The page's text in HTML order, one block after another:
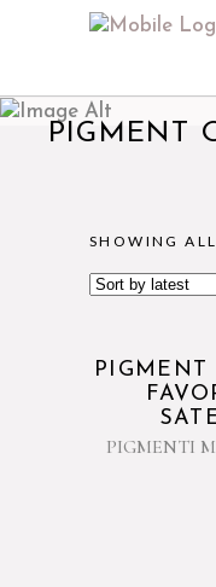
PIGMENT
SHOWING
PIGMENTI